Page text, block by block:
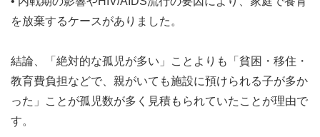
を放棄するケースがありました。
結論、「絶対的な孤児が多い」ことよりも「貧困・移住・
教育費負担などで、親がいても施設に預けられる子が多か
った」ことが孤児数が多く見積もられていたことが理由で
す。